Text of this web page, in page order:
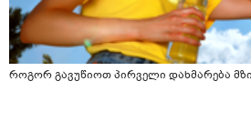
როგორ გავუწიოთ პირველი დახმარება